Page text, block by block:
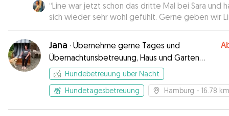
“Line war jetzt schon das dritte Mal bei Sara und
sich wieder sehr wohl gefühlt. Gerne geben wir
wieder in Saras Obhut.”
Jana · Übernehme gerne Tages und
Übernachtunsbetreuung, Haus und Garten
vorhanden
Hundebetreuung über Nacht
Hundetagesbetreuung
Hamburg - 16.78 km